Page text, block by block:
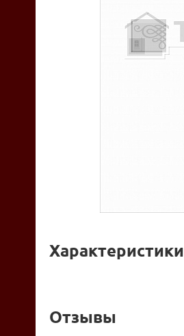
Характеристики
Отзывы